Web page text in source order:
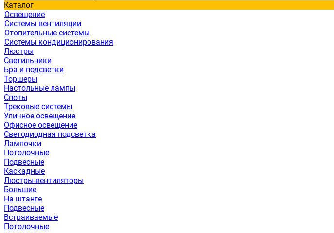
Каталог
Освещение
Системы вентиляции
Отопительные системы
Системы кондиционирования
Люстры
Светильники
Бра и подсветки
Торшеры
Настольные лампы
Споты
Трековые системы
Уличное освещение
Офисное освещение
Светодиодная подсветка
Лампочки
Потолочные
Подвесные
Каскадные
Люстры-вентиляторы
Большие
На штанге
Подвесные
Встраиваемые
Потолочные